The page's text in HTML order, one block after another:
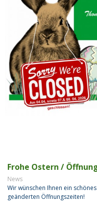
Frohe Ostern /
News
Wir wünschen Ihnen ein
geänderten Öffnungszeiten!